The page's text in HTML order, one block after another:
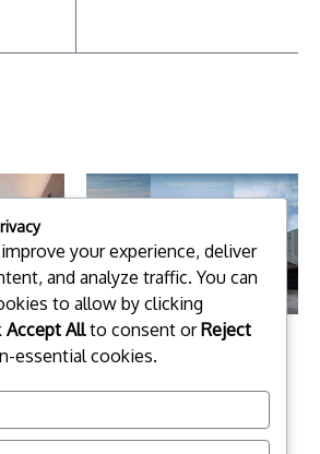
Hotel
พีโน ลาเต้ เขาค้อ (Pino Latte
Khaokho)
your experience, deliver
and analyze traffic. You can
to allow by clicking
Accept Allto consent orReject
essential cookies.